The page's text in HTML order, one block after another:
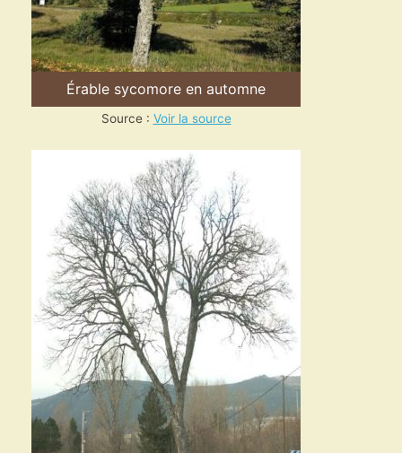
Érable sycomore en automne
Source : Voir la source